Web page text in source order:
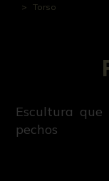
Torso
Escultura
pechos